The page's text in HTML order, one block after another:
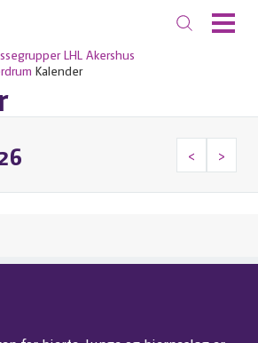
LHL Akershus
Kalender
< >